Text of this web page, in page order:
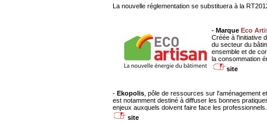
La nouvelle réglementation se substituera à la
- MarqueEco
Créée à l'initiative
du secteur du
ensemble et de
la consommation
site
- Ekopolis , pôle de ressources sur l'aménagement
est notamment destiné à diffuser les bonnes
enjeux auxquels doivent faire face les professionnels.
site